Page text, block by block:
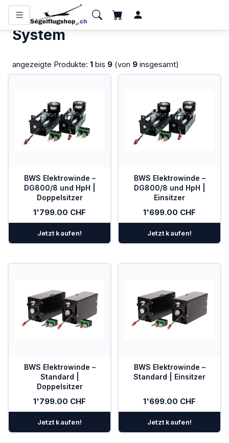
KATEGORIEN
Bücher und Kalender
Handfunkgeräte
Headsets
IPhone/IPad
Kollisionswarnung /
PowerFLARM
Mückenputzer
OGN
Sauerstoff
SOLAR
Spezialangebote
Home / Mückenputzer / System
System
angezeigte Produkte: 1 bis 9 (von 9 insgesamt)
BWS Elektrowinde –
DG800/8 und HpH |
Doppelsitzer
1'799.00 CHF
Jetzt kaufen!
BWS Elektrowinde –
DG800/8 und HpH |
Einsitzer
1'699.00 CHF
Jetzt kaufen!
BWS Elektrowinde –
Standard |
Doppelsitzer
1'799.00 CHF
Jetzt kaufen!
BWS Elektrowinde –
Standard | Einsitzer
1'699.00 CHF
Jetzt kaufen!